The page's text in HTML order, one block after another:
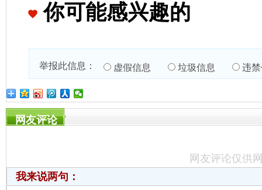
你可能感兴趣的
举报此信息： 虚假信息 垃圾信息 违
网友评论
网友评论仅供
我来说两句：